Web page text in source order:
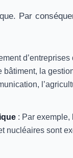
Par
d’entreprises
bâtiment, la
: Par exemple,
nucléaires sont